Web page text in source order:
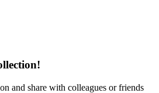
and share with colleagues or friends